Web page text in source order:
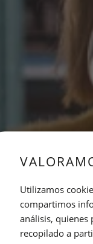
Utilizamos
compartimos
análisis,
recopilado a